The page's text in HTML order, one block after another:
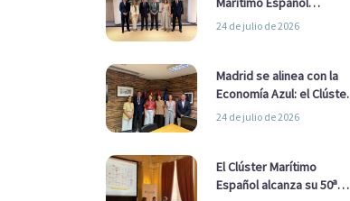
refuerzan su alianza para
24 de julio de 2026
Madrid se alinea con la
Economía Azul: el Clúster
Marítimo Español y la Real
Ayuntamiento
24 de julio de 2026
El Clúster Marítimo
Español alcanza su 50ª